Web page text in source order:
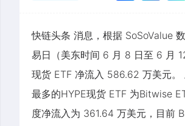
快链头条 消息，根据 SoSoValue
易日（美东时间 6 月 8 日至 6 月
现货 ETF 净流入 586.62 万美元。
最多的HYPE现货 ETF 为Bitwise
度净流入为 361.64 万美元，目前